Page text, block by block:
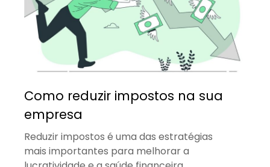
Como reduzir impostos na sua
empresa
Reduzir impostos é uma das estratégias
mais importantes para melhorar a